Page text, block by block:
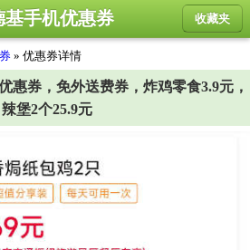
收藏夹
基手机优惠券
» 优惠券详情
惠券，免外送费券，炸鸡零食3.9元，
辣堡2个25.9元